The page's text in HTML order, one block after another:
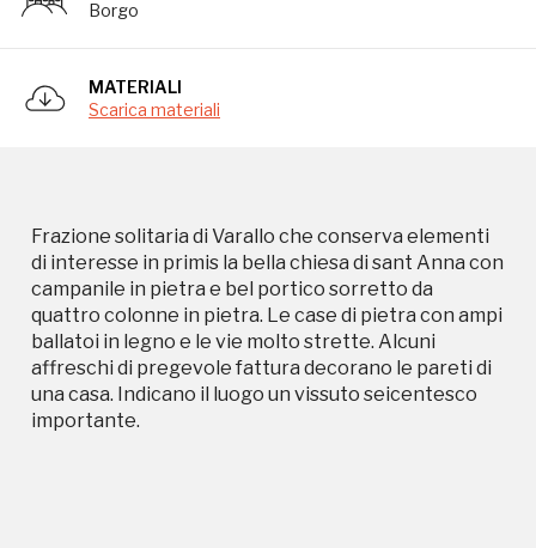
Borgo
MATERIALI
Scarica materiali
Frazione solitaria di Varallo che conserva elementi
di interesse in primis la bella chiesa di sant Anna con
campanile in pietra e bel portico sorretto da
quattro colonne in pietra. Le case di pietra con ampi
ballatoi in legno e le vie molto strette. Alcuni
affreschi di pregevole fattura decorano le pareti di
una casa. Indicano il luogo un vissuto seicentesco
importante.
importante.
Campagne in corso in questo
luogo